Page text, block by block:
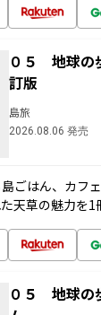
０５ 地球
訂版
島旅
2026.08.06 発売
ごはん、カフ
天草の魅力を1
０５ 地球